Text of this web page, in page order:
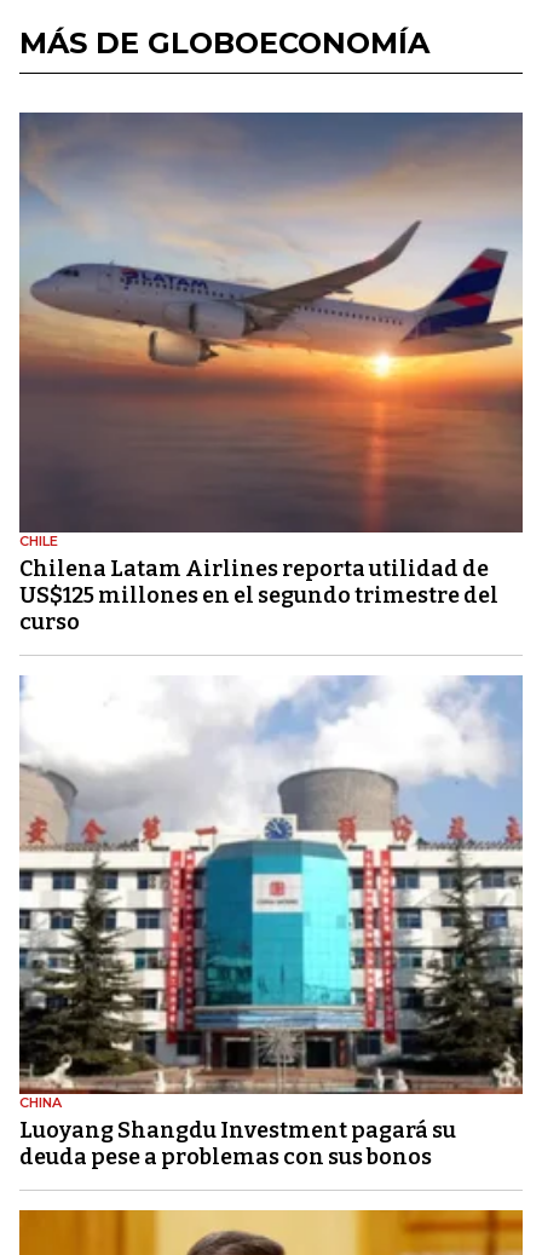
MÁS DE GLOBOECONOMÍA
CHILE
Chilena Latam Airlines reporta utilidad de
US$125 millones en el segundo trimestre del
curso
CHINA
Luoyang Shangdu Investment pagará su
deuda pese a problemas con sus bonos